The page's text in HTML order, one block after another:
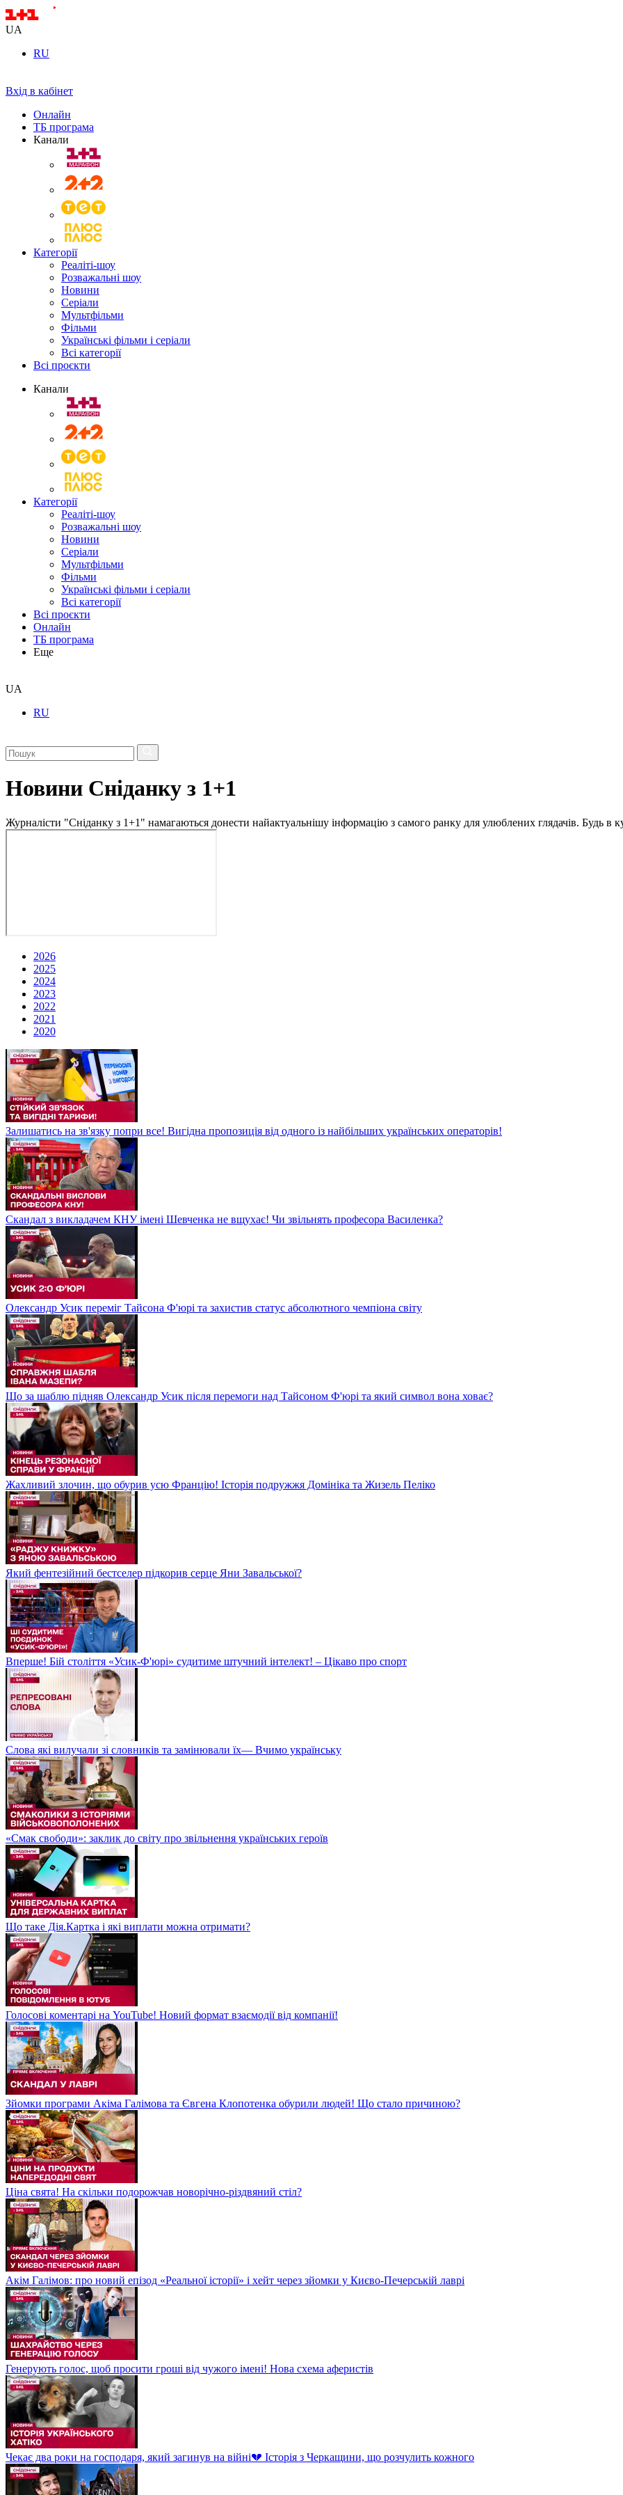
UA
RU
Вхід в кабінет
Онлайн
ТБ програма
Канали
Категорії
Реаліті-шоу
Розважальні шоу
Новини
Серіали
Мультфільми
Фільми
Українські фільми і серіали
Всі категорії
Всі проєкти
Канали
Категорії
Реаліті-шоу
Розважальні шоу
Новини
Серіали
Мультфільми
Фільми
Українські фільми і серіали
Всі категорії
Всі проєкти
Онлайн
ТБ програма
Еще
UA
RU
Новини Сніданку з 1+1
Журналісти "Сніданку з 1+1" намагаються донести найактуальнішу інформацію з самого ранку для улюблених глядачів. Будь в
2026
2025
2024
2023
2022
2021
2020
Залишатись на зв'язку попри все! Вигідна пропозиція від одного із найбільших українських операторів!
Скандал з викладачем КНУ імені Шевченка не вщухає! Чи звільнять професора Василенка?
Олександр Усик переміг Тайсона Ф'юрі та захистив статус абсолютного чемпіона світу
Що за шаблю підняв Олександр Усик після перемоги над Тайсоном Ф'юрі та який символ вона ховає?
Жахливий злочин, що обурив усю Францію! Історія подружжя Домініка та Жизель Пеліко
Який фентезійний бестселер підкорив серце Яни Завальської?
Вперше! Бій століття «Усик-Ф'юрі» судитиме штучний інтелект! – Цікаво про спорт
Слова які вилучали зі словників та замінювали їх— Вчимо українську
«Смак свободи»: заклик до світу про звільнення українських героїв
Що таке Дія.Картка і які виплати можна отримати?
Голосові коментарі на YouTube! Новий формат взаємодії від компанії!
Зйомки програми Акіма Галімова та Євгена Клопотенка обурили людей! Що стало причиною?
Ціна свята! На скільки подорожчав новорічно-різдвяний стіл?
Акім Галімов: про новий епізод «Реальної історії» і хейт через зйомки у Києво-Печерській лаврі
Генерують голос, щоб просити гроші від чужого імені! Нова схема аферистів
Чекає два роки на господаря, який загинув на війні💔 Історія з Черкащини, що розчулить кожного